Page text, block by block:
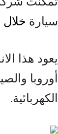
سيارة
يعود هذا
أوروبا
الكهربائية.